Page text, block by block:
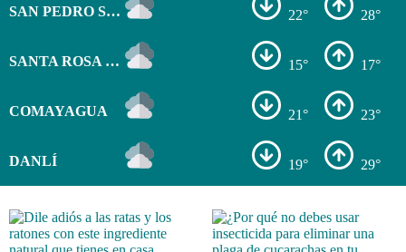
SAN PEDRO SULA 22° 28°
SANTA ROSA DE COPÁN 15° 17°
COMAYAGUA 21° 23°
DANLÍ 19° 29°